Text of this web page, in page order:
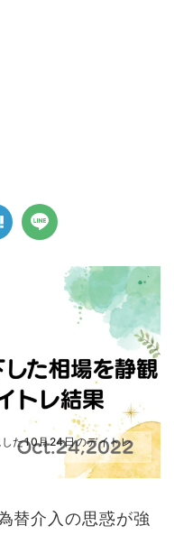
た10月24日のデイトレ
替介入の思惑が強